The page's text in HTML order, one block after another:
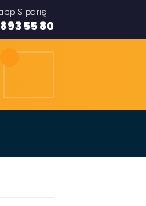
Sipariş
55 80